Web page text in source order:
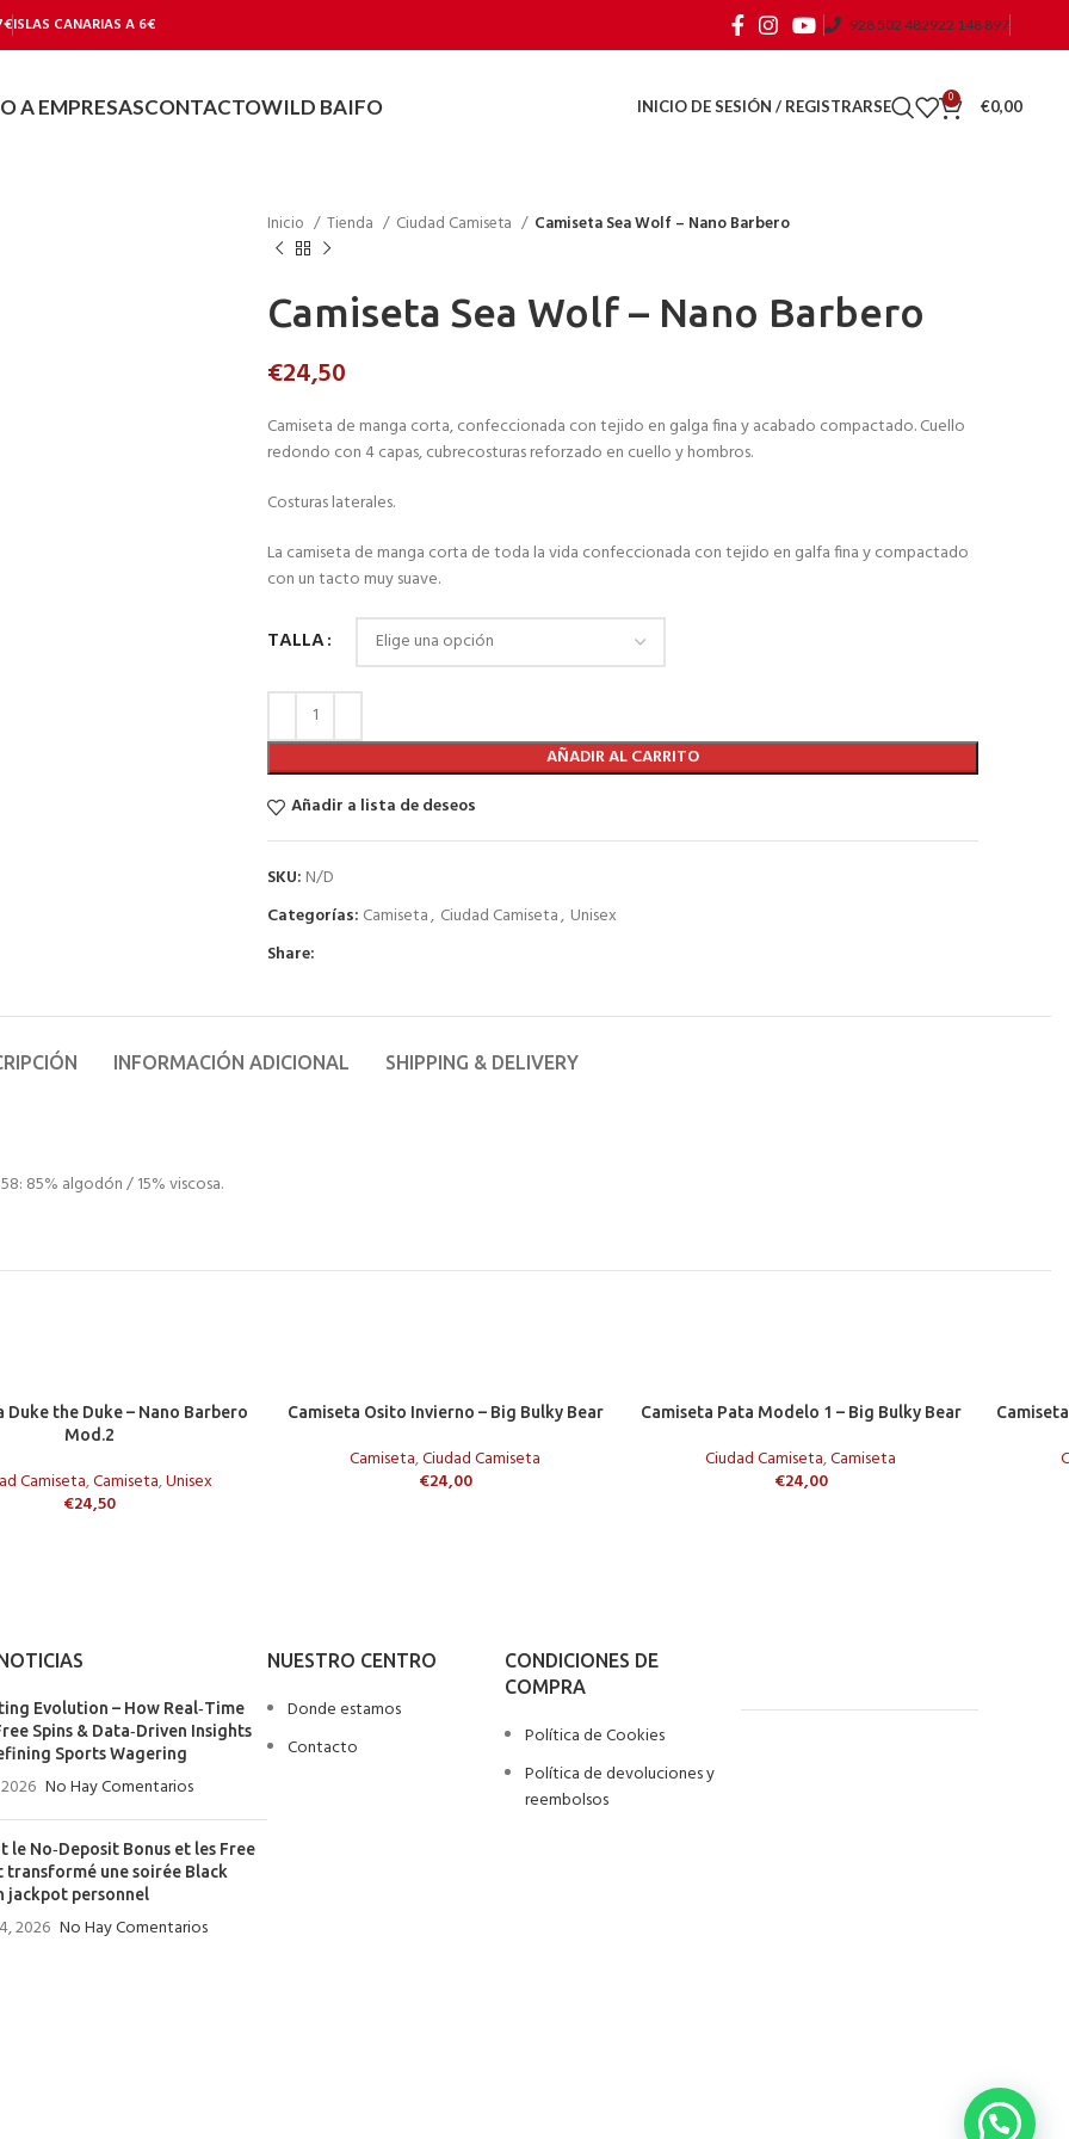
ISLAS CANARIAS A 6€ 928 502 482922 148 897
A EMPRESASCONTACTOWILD BAIFO INICIO DE SESIÓN / REGISTRARSE 0 €0,00
Inicio Tienda Ciudad Camiseta Camiseta Sea Wolf – Nano Barbero
Camiseta Sea Wolf – Nano Barbero
€24,50
Camiseta de manga corta, confeccionada con tejido en galga fina y acabado compactado. Cuello
redondo con 4 capas, cubrecosturas reforzado en cuello y hombros.
Costuras laterales.
La camiseta de manga corta de toda la vida confeccionada con tejido en galfa fina y compactado
con un tacto muy suave.
TALLA
AÑADIR AL CARRITO
Añadir a lista de deseos
SKU: N/D
Categorías: Camiseta, Ciudad Camiseta, Unisex
Share:
INFORMACIÓN ADICIONAL SHIPPING & DELIVERY
85% algodón / 15% viscosa.
CARRITO
Duke the Duke – Nano Barbero
Mod.2
Camiseta,Camiseta,Unisex
€24,50
SELECCIONAR OPCIONES
Camiseta Osito Invierno – Big Bulky Bear
Camiseta,Ciudad Camiseta
€24,00
SELECCIONAR OPCIONES
Camiseta Pata Modelo 1 – Big Bulky Bear
Ciudad Camiseta,Camiseta
€24,00
AÑADIR
Evolution – How Real‑Time
Spins & Data‑Driven Insights
Sports Wagering
No Hay Comentarios
le No‑Deposit Bonus et les Free
transformé une soirée Black
jackpot personnel
2026 No Hay Comentarios
NUESTRO CENTRO
Donde estamos
Contacto
CONDICIONES DE
COMPRA
Política de Cookies
Política de devoluciones y
reembolsos